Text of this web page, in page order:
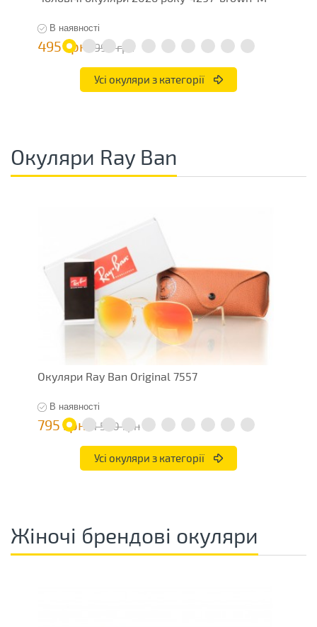
В наявності
495 грн 990 грн
Усі окуляри з категорії
Окуляри Ray Ban
Окуляри Ray Ban Original 7557
В наявності
795 грн 1 590 грн
Усі окуляри з категорії
Жіночі брендові окуляри